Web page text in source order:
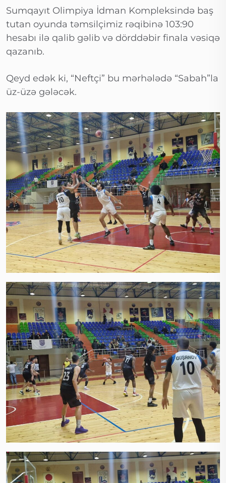
Sumqayıt Olimpiya İdman Kompleksində baş
tutan oyunda təmsilçimiz rəqibinə 103:90
hesabı ilə qalib gəlib və dörddəbir finala vəsiqə
qazanıb.
Qeyd edək ki, “Neftçi” bu mərhələdə “Sabah”la
üz-üzə gələcək.